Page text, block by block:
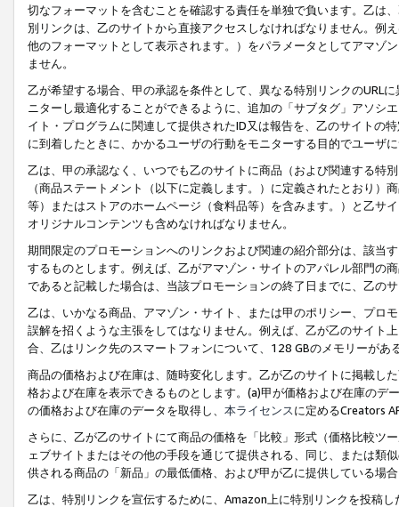
切なフォーマットを含むことを確認する責任を単独で負います。乙は
別リンクは、乙のサイトから直接アクセスしなければなりません。例
他のフォーマットとして表示されます。）をパラメータとしてアマゾ
ません。
乙が希望する場合、甲の承認を条件として、異なる特別リンクのURL
ニターし最適化することができるように、追加の「サブタグ」アソシ
イト・プログラムに関連して提供されたID又は報告を、乙のサイトの
に到着したときに、かかるユーザの行動をモニターする目的でユーザ
乙は、甲の承認なく、いつでも乙のサイトに商品（および関連する特
（商品ステートメント（以下に定義します。）に定義されたとおり
等）またはストアのホームページ（食料品等）を含みます。）と乙サ
オリジナルコンテンツも含めなければなりません。
期間限定のプロモーションへのリンクおよび関連の紹介部分は、該当
するものとします。例えば、乙がアマゾン・サイトのアパレル部門の
であると記載した場合は、当該プロモーションの終了日までに、乙の
乙は、いかなる商品、アマゾン・サイト、または甲のポリシー、プロ
誤解を招くような主張をしてはなりません。例えば、乙が乙のサイト
合、乙はリンク先のスマートフォンについて、128 GBのメモリーがあ
商品の価格および在庫は、随時変化します。乙が乙のサイトに掲載し
格および在庫を表示できるものとします。(a)甲が価格および在庫の
の価格および在庫のデータを取得し、 本ライセンスに定めるCreators
さらに、乙が乙のサイトにて商品の価格を「比較」形式（価格比較ツ
ェブサイトまたはその他の手段を通じて提供される、同じ、または類
供される商品の「新品」の最低価格、および甲が乙に提供している場
乙は、特別リンクを宣伝するために、Amazon上に特別リンクを投稿